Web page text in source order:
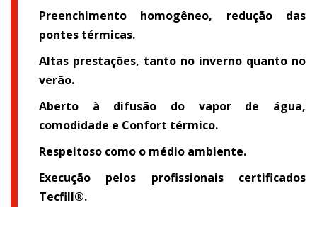
Preenchimento homogêneo, redução das
pontes térmicas.
Altas prestações, tanto no inverno quanto no
verão.
Aberto à difusão do vapor de água,
comodidade e Confort térmico.
Respeitoso como o médio ambiente.
Execução pelos profissionais certificados
Tecfill®.